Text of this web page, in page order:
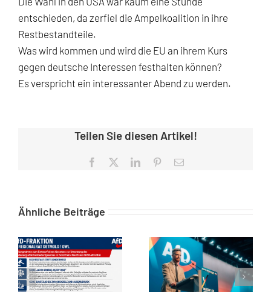
entschieden, da zerfiel die Ampelkoalition in ihre
Restbestandteile.
Was wird kommen und wird die EU an ihrem Kurs
gegen deutsche Interessen festhalten können?
Es verspricht ein interessanter Abend zu werden.
Teilen Sie diesen Artikel!
Facebook LinkedInPinterest
E-
Ähnliche Beiträge